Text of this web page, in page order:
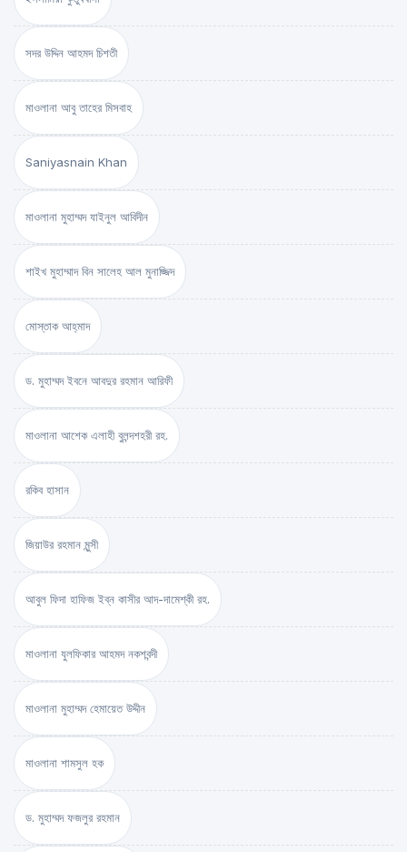
সদর উদ্দিন আহমদ চিশতী
মাওলানা আবু তাহের মিসবাহ
Saniyasnain Khan
মাওলানা মুহাম্মদ যাইনুল আবিদীন
শাইখ মুহাম্মাদ বিন সালেহ আল মুনাজ্জিদ
মোস্তাক আহ্‌মাদ
ড. মুহাম্মদ ইবনে আবদুর রহমান আরিফী
মাওলানা আশেক এলাহী বুলন্দশহরী রহ.
রকিব হাসান
জিয়াউর রহমান মুন্সী
আবুল ফিদা হাফিজ ইব্‌ন কাসীর আদ-দামেশ্‌কী রহ.
মাওলানা যুলফিকার আহমদ নকশবন্দী
মাওলানা মুহাম্মদ হেমায়েত উদ্দীন
মাওলানা শামসুল হক
ড. মুহাম্মদ ফজলুর রহমান